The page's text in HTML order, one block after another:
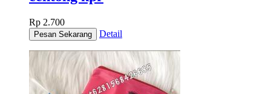
Rp 2.700
Detail